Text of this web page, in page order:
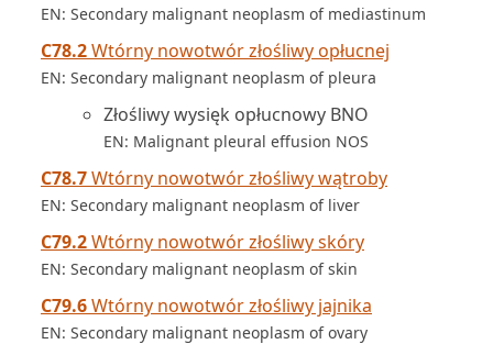
EN: Secondary malignant neoplasm of mediastinum
C78.2Wtórny nowotwór złośliwy opłucnej
EN: Secondary malignant neoplasm of pleura
Złośliwy wysięk opłucnowy BNO
EN: Malignant pleural effusion NOS
C78.7Wtórny nowotwór złośliwy wątroby
EN: Secondary malignant neoplasm of liver
C79.2Wtórny nowotwór złośliwy skóry
EN: Secondary malignant neoplasm of skin
C79.6Wtórny nowotwór złośliwy jajnika
EN: Secondary malignant neoplasm of ovary